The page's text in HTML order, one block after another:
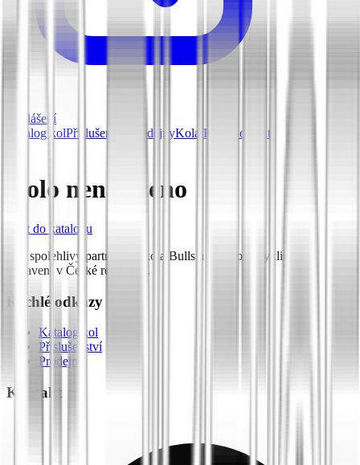
Přihlášení
Katalog kolPříslušenství ProdejnyKola Bulls Kontakt
Kolo nenalezeno
Zpět do katalogu
Váš spolehlivý partner pro kola Bulls a prémiové cyklistické
vybavení v České republice.
Rychlé odkazy
Katalog kol
Příslušenství
Prodejny
Kontakt